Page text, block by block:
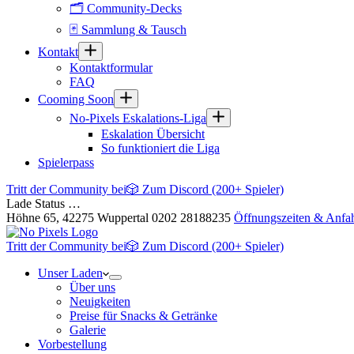
🗂 Community-Decks
🃏 Sammlung & Tausch
Kontakt
Kontaktformular
FAQ
Cooming Soon
No-Pixels Eskalations-Liga
Eskalation Übersicht
So funktioniert die Liga
Spielerpass
Tritt der Community bei🎲 Zum Discord (200+ Spieler)
Lade Status …
Höhne 65, 42275 Wuppertal 0202 28188235 Öffnungszeiten &
Tritt der Community bei🎲 Zum Discord (200+ Spieler)
Unser Laden
Über uns
Neuigkeiten
Preise für Snacks & Getränke
Galerie
Vorbestellung